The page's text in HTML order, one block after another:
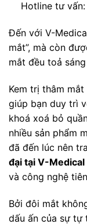
Hotline tư vấn:
Đến với V-
mắt”, mà còn
mắt đều toả
Kem trị thâm
giúp bạn duy trì
khoá xoá bỏ
nhiều sản phẩm
đã đến lúc nên
đại tại V-Medical
và công nghệ
Bởi đôi mắt
dấu ấn của sự tự